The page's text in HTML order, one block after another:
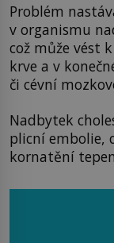
Problém
v organismu
což může vést
krve a v
či cévní
Nadbytek
plicní embolie,
kornatění